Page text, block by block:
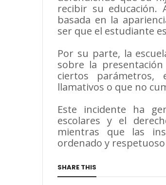
recibir su educación.
basada en la
ser que el estudiante
Por su parte, la
sobre la
ciertos parámetros,
llamativos o que no
Este incidente ha
escolares y el
mientras que las
ordenado y
SHARE THIS